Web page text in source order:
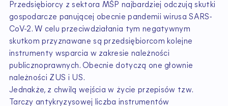
Przedsiębiorcy z sektora MŚP najbardziej odczują skutki
gospodarcze panującej obecnie pandemii wirusa SARS-
CoV-2. W celu przeciwdziałania tym negatywnym
skutkom przyznawane są przedsiębiorcom kolejne
instrumenty wsparcia w zakresie należności
publicznoprawnych. Obecnie dotyczą one głownie
należności ZUS i US.
Jednakże, z chwilą wejścia w życie przepisów tzw.
Tarczy antykryzysowej liczba instrumentów